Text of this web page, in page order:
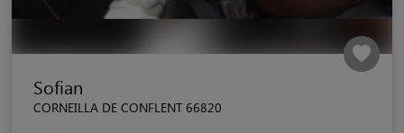
Sofian
CORNEILLA DE CONFLENT 66820